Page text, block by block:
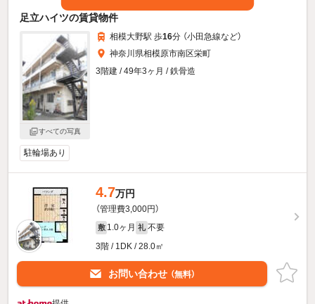
足立ハイツの賃貸物件
すべての写真
相模大野駅 歩16分 （小田急線など）
神奈川県相模原市南区栄町
3階建 / 49年3ヶ月 / 鉄骨造
駐輪場あり
4.7万円
（管理費3,000円）
敷 1.0ヶ月 礼 不要
3階 / 1DK / 28.0㎡
お問い合わせ （無料）